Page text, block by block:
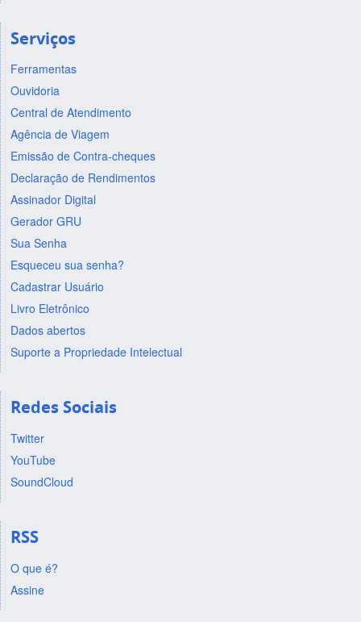
Serviços
Ferramentas
Ouvidoria
Central de Atendimento
Agência de Viagem
Emissão de Contra-cheques
Declaração de Rendimentos
Assinador Digital
Gerador GRU
Sua Senha
Esqueceu sua senha?
Cadastrar Usuário
Livro Eletrônico
Dados abertos
Suporte a Propriedade Intelectual
Redes Sociais
Twitter
YouTube
SoundCloud
RSS
O que é?
Assine